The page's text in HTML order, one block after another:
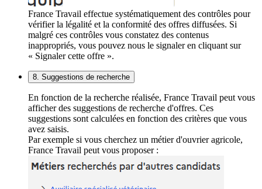
France Travail effectue systématiquement des contrôles pour
vérifier la légalité et la conformité des offres diffusées. Si
malgré ces contrôles vous constatez des contenus
inappropriés, vous pouvez nous le signaler en cliquant sur
« Signaler cette offre ».
8. Suggestions de recherche
En fonction de la recherche réalisée, France Travail peut vous
afficher des suggestions de recherche d'offres. Ces
suggestions sont calculées en fonction des critères que vous
avez saisis.
Par exemple si vous cherchez un métier d'ouvrier agricole,
France Travail peut vous proposer :